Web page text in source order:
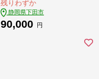
ライブ クラブ DJ ダ
ンス 海 イベント 白浜
ホテル伊豆急 ホテル
残りわずか
静岡県下田市
90,000 円